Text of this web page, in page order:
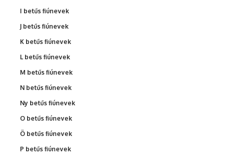
I betűs fiúnevek
J betűs fiúnevek
K betűs fiúnevek
L betűs fiúnevek
M betűs fiúnevek
N betűs fiúnevek
Ny betűs fiúnevek
O betűs fiúnevek
Ö betűs fiúnevek
P betűs fiúnevek